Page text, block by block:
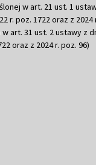
w art. 21 ust. 1
r. poz. 1722 oraz z
art. 31 ust. 2 ustawy z
oraz z 2024 r. poz. 96)